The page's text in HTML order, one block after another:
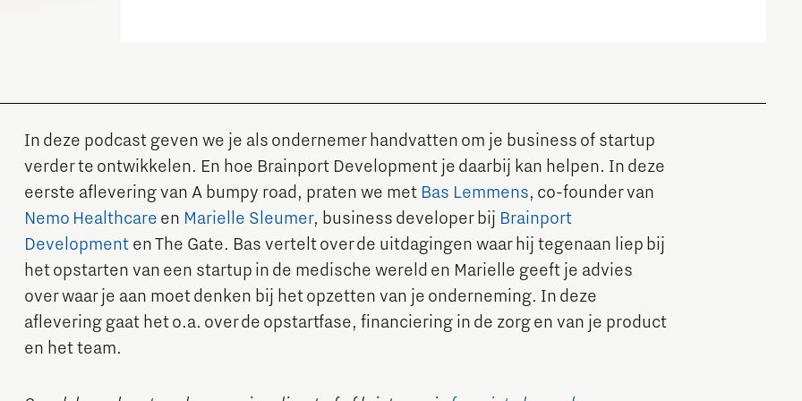
Werken in Brainport
Doorzoek alle tech- en IT-vacatures in Brainport
Werken in een unieke omgeving
Omscholen naar techniek of IT
Deel jouw kennis met het onderwijs via hybride
docentschap
Toekomstbestendige Mobiliteit
- Charging Energy Hubs
CCAM Proving Region
Battery Competence Cluster - NL
Systems Engineering
Innovatiecampussen in
Brainport
Duurzaamheid
Netcongestie in de Brainportregio
Onze sociale opgave:
Brainport voor Elkaar
Publicaties Brainport voor
Onderwijs
De Pionier: magazine voor
onderwijsprofessionals
Whitepapers & Onderzoeken
Nieuwsbrief
Eventkalender
Save the date! 18 november congres GGO
Onderwijs nieuws
Onderwijs evenementen
Europese projecten
In deze podcast geven we je als ondernemer handvatten om je business of startup
verder te ontwikkelen. En hoe Brainport Development je daarbij kan helpen. In deze
eerste aflevering van A bumpy road, praten we met Bas Lemmens, co-founder van
Nemo Healthcare en Marielle Sleumer, business developer bij Brainport
Developmenten The Gate. Bas vertelt over de uitdagingen waar hij tegenaan liep bij
het opstarten van een startup in de medische wereld en Marielle geeft je advies
over waar je aan moet denken bij het opzetten van je onderneming. In deze
aflevering gaat het o.a. over de opstartfase, financiering in de zorg en van je product
en het team.